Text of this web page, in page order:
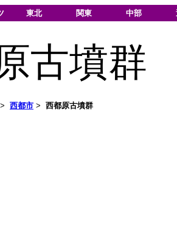
東北 関東 中部
古墳群
西都市 > 西都原古墳群